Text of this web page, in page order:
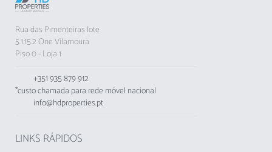
Rua das Pimenteiras lote
5.1.15.2 One Vilamoura
Piso 0 - Loja 1
+351 935 879 912
*custo chamada para rede móvel nacional
info@hdproperties.pt
LINKS RÁPIDOS